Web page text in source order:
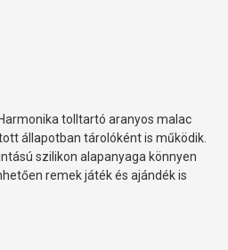
tolltartó aranyos malac
állapotban tárolóként is működik.
szilikon alapanyaga könnyen
remek játék és ajándék is